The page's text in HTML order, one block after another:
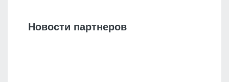
Новости партнеров